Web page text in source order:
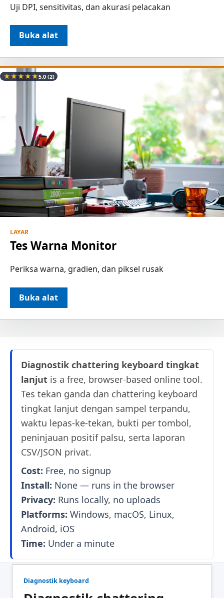
Uji DPI, sensitivitas, dan akurasi pelacakan
Buka alat
★★★★★5.0(2)
LAYAR
Tes Warna Monitor
Periksa warna, gradien, dan piksel rusak
Buka alat
Diagnostik chattering keyboard tingkat
lanjut is a free, browser-based online tool.
Tes tekan ganda dan chattering keyboard
tingkat lanjut dengan sampel terpandu,
waktu lepas-ke-tekan, bukti per tombol,
peninjauan positif palsu, serta laporan
CSV/JSON privat.
Cost: Free, no signup
Install: None — runs in the browser
Privacy: Runs locally, no uploads
Platforms: Windows, macOS, Linux,
Android, iOS
Time: Under a minute
Diagnostik keyboard